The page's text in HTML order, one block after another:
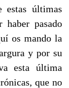
estas últimas
pasado
os mando la
y por su
esta última
que no